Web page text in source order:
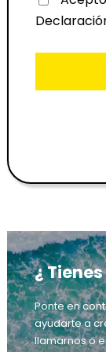
¿
Ponte en
ayudarte a
llamarnos o